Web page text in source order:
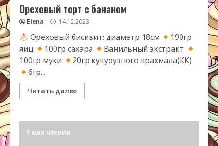
Ореховый торт с бананом
Elena 14.12.2023
Ореховый бисквит: диаметр 18см
190гр
яиц
100гр сахара
Ванильный экстракт
100гр муки
20гр кукурузного крахмала(КК)
6гр...
Читать далее
1 мин чтения